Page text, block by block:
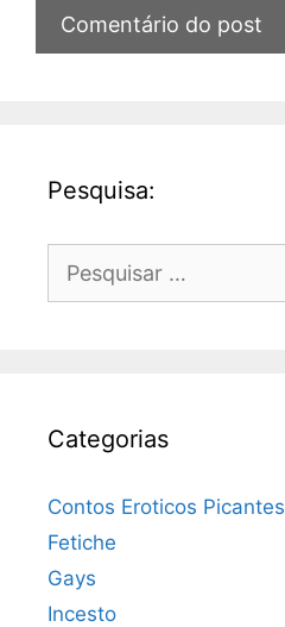
Pesquisa:
por:
Categorias
Contos Eroticos Picantes
Fetiche
Gays
Incesto